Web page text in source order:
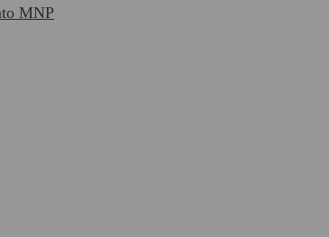
APRESENTAR QUEIXA
MNP